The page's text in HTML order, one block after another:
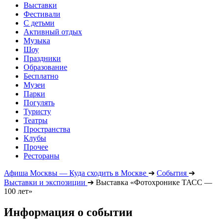
Выставки
Фестивали
С детьми
Активный отдых
Музыка
Шоу
Праздники
Образование
Бесплатно
Музеи
Парки
Погулять
Туристу
Театры
Пространства
Клубы
Прочее
Рестораны
Афиша Москвы — Куда сходить в Москве ➔ События ➔
Выставки и экспозиции ➔ Выставка «Фотохронике ТАСС —
100 лет»
Информация о событии